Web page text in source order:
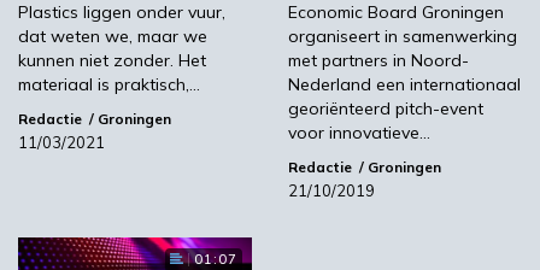
Lees het volledige artikel in Agro & Chemie
Lees volledig artikel
Volgende
Plastics liggen onder vuur,
dat weten we, maar we
kunnen niet zonder. Het
materiaal is praktisch,…
Redactie Groningen
11/03/2021
Economic Board Groningen
organiseert in samenwerking
met partners in Noord-
Nederland een internationaal
georiënteerd pitch-event
voor innovatieve…
Redactie Groningen
21/10/2019
01:07